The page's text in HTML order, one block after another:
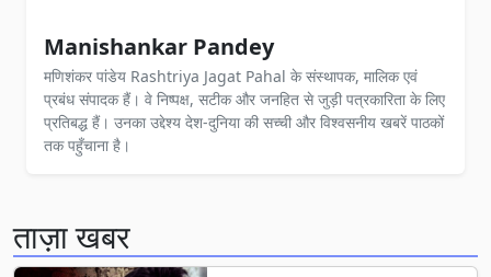
Manishankar Pandey
मणिशंकर पांडेय Rashtriya Jagat Pahal के संस्थापक, मालिक एवं
प्रबंध संपादक हैं। वे निष्पक्ष, सटीक और जनहित से जुड़ी पत्रकारिता के लिए
प्रतिबद्ध हैं। उनका उद्देश्य देश-दुनिया की सच्ची और विश्वसनीय खबरें पाठकों
तक पहुँचाना है।
ताज़ा खबर